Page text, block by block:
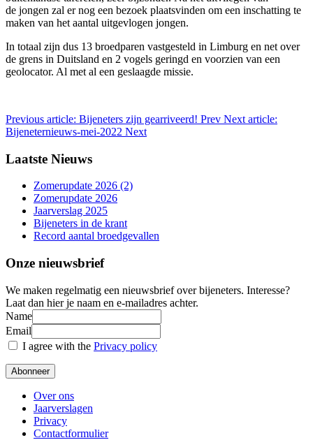
de jongen zal er nog een bezoek plaatsvinden om een inschatting te
maken van het aantal uitgevlogen jongen.
In totaal zijn dus 13 broedparen vastgesteld in Limburg en net over
de grens in Duitsland en 2 vogels geringd en voorzien van een
geolocator. Al met al een geslaagde missie.
Previous article: Bijeneters zijn gearriveerd! Prev Next article:
Bijeneternieuws-mei-2022 Next
Laatste Nieuws
Zomerupdate 2026 (2)
Zomerupdate 2026
Jaarverslag 2025
Bijeneters in de krant
Record aantal broedgevallen
Onze nieuwsbrief
We maken regelmatig een nieuwsbrief over bijeneters. Interesse?
Laat dan hier je naam en e-mailadres achter.
Name
Email
I agree with the Privacy policy
Over ons
Jaarverslagen
Privacy
Contactformulier